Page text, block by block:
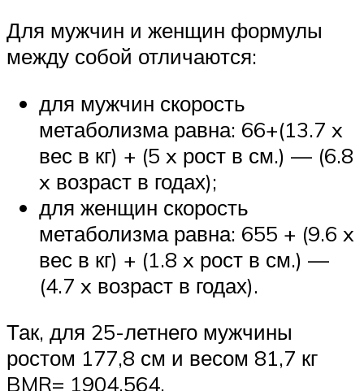
Для мужчин и женщин формулы
между собой отличаются:
для мужчин скорость
метаболизма равна: 66+(13.7 x
вес в кг) + (5 x рост в см.) — (6.8
x возраст в годах);
для женщин скорость
метаболизма равна: 655 + (9.6 x
вес в кг) + (1.8 x рост в см.) —
(4.7 x возраст в годах).
Так, для 25-летнего мужчины
ростом 177,8 см и весом 81,7 кг
BMR= 1904,564.